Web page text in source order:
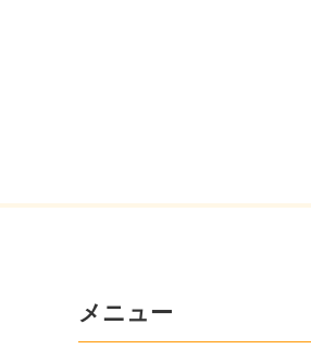
メニュー